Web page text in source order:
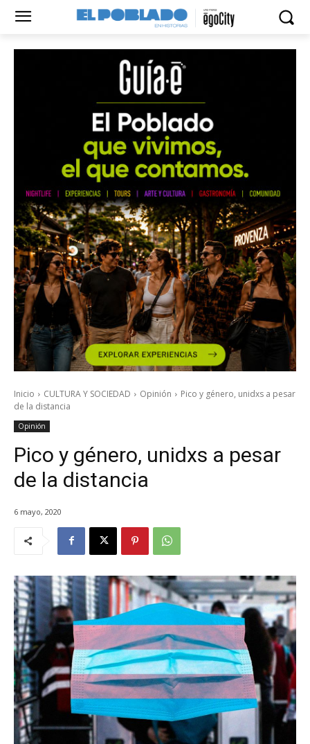
Inicio CULTURA Y SOCIEDAD Opinión
Pico y género, unidxs a pesar
de la distancia
Opinión
Pico y género, unidxs a pesar
de la distancia
6 mayo, 2020